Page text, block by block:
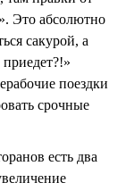
Это абсолютно
сакурой, а
поездки
срочные
есть два